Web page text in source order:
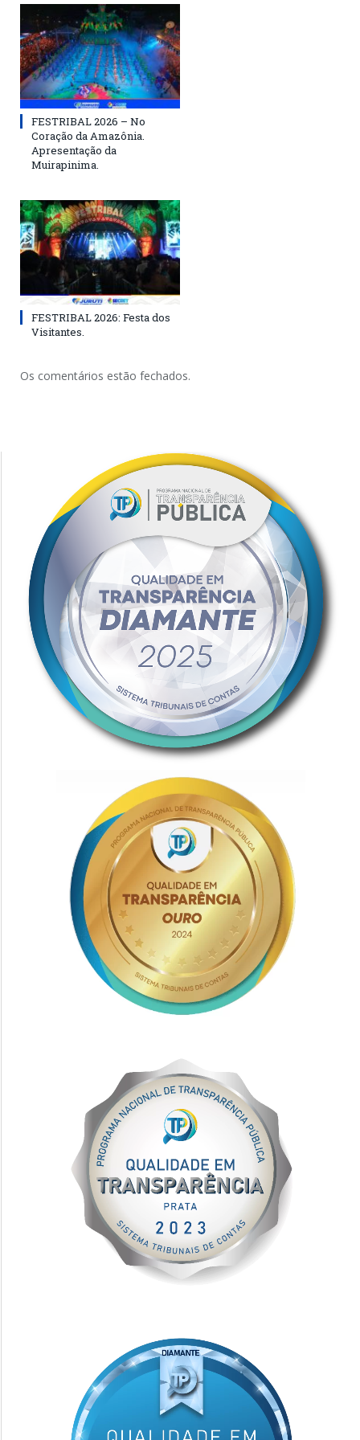
FESTRIBAL 2026 – No
Coração da Amazônia.
Apresentação da
Muirapinima.
FESTRIBAL 2026: Festa dos
Visitantes.
Os comentários estão fechados.